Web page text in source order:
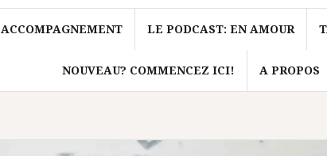
ACCOMPAGNEMENT LE PODCAST: EN AMOUR
NOUVEAU? COMMENCEZ ICI! A PROPOS